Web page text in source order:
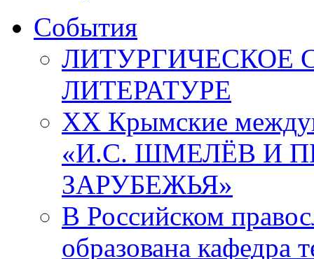
События
ЛИТУРГИЧЕСКОЕ
ЛИТЕРАТУРЕ
XX Крымские
«И.С. ШМЕЛЁВ И
ЗАРУБЕЖЬЯ»
В Российском
образована кафедра